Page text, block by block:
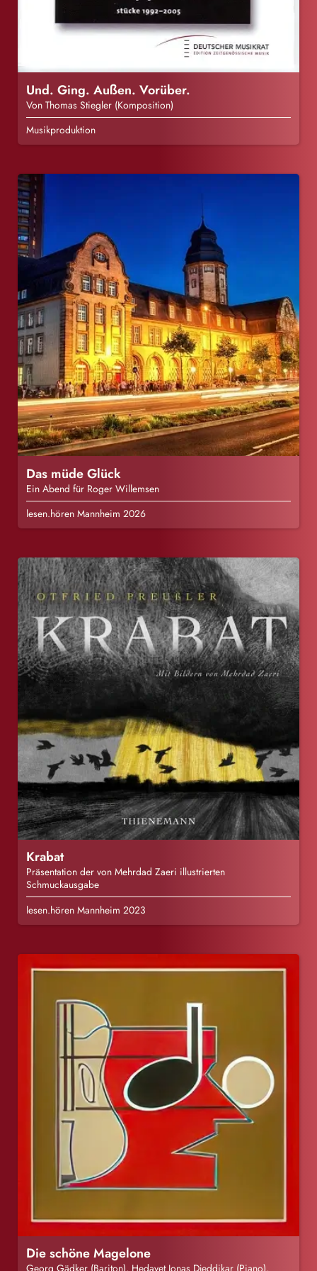
Und. Ging. Außen. Vorüber.
Von Thomas Stiegler (Komposition)
Musikproduktion
Das müde Glück
Ein Abend für Roger Willemsen
lesen.hören Mannheim 2026
Krabat
Präsentation der von Mehrdad Zaeri illustrierten
Schmuckausgabe
lesen.hören Mannheim 2023
Die schöne Magelone
Georg Gädker (Bariton), Hedayet Jonas Djeddikar (Piano),
Birgitta Assheuer (Sprecherin)